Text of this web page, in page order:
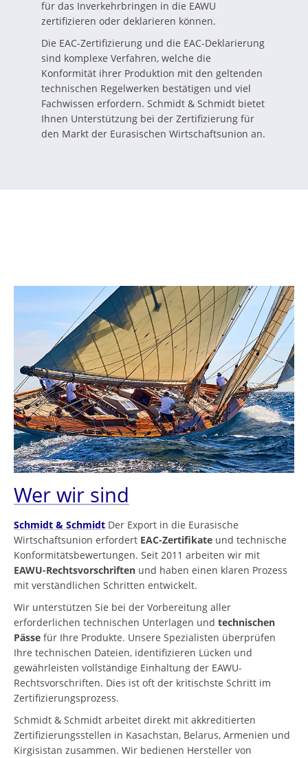
für das Inverkehrbringen in die EAWU
zertifizieren oder deklarieren können.
Die EAC-Zertifizierung und die EAC-Deklarierung
sind komplexe Verfahren, welche die
Konformität ihrer Produktion mit den geltenden
technischen Regelwerken bestätigen und viel
Fachwissen erfordern. Schmidt & Schmidt bietet
Ihnen Unterstützung bei der Zertifizierung für
den Markt der Eurasischen Wirtschaftsunion an.
Wer wir sind
Schmidt & Schmidt Der Export in die Eurasische
Wirtschaftsunion erfordert EAC-Zertifikate und technische
Konformitätsbewertungen. Seit 2011 arbeiten wir mit
EAWU-Rechtsvorschriften und haben einen klaren Prozess
mit verständlichen Schritten entwickelt.
Wir unterstützen Sie bei der Vorbereitung aller
erforderlichen technischen Unterlagen und technischen
Pässe für Ihre Produkte. Unsere Spezialisten überprüfen
Ihre technischen Dateien, identifizieren Lücken und
gewährleisten vollständige Einhaltung der EAWU-
Rechtsvorschriften. Dies ist oft der kritischste Schritt im
Zertifizierungsprozess.
Schmidt & Schmidt arbeitet direkt mit akkreditierten
Zertifizierungsstellen in Kasachstan, Belarus, Armenien und
Kirgisistan zusammen. Wir bedienen Hersteller von